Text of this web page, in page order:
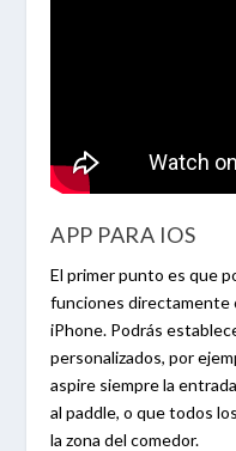
APP PARA IOS
El primer punto es que
funciones directamente
iPhone. Podrás
personalizados, por
aspire siempre la
al paddle, o que todos
la zona del comedor.